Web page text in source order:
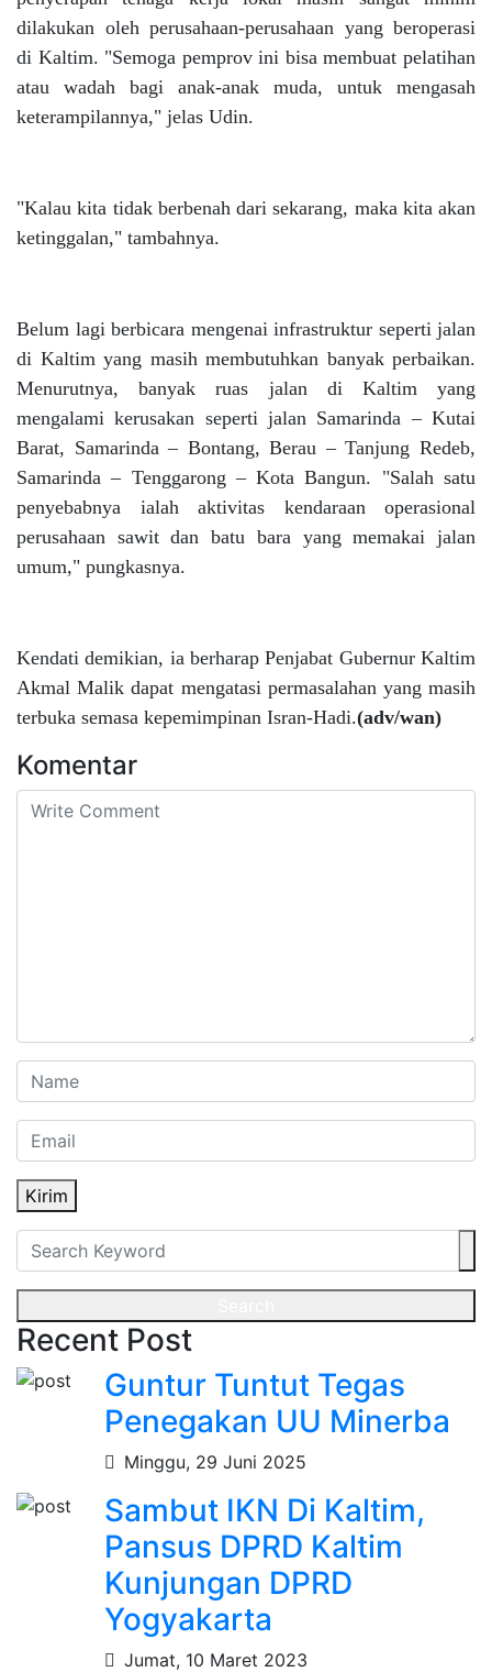
dilakukan oleh perusahaan-perusahaan yang beroperasi
di Kaltim. "Semoga pemprov ini bisa membuat pelatihan
atau wadah bagi anak-anak muda, untuk mengasah
keterampilannya," jelas Udin.
"Kalau kita tidak berbenah dari sekarang, maka kita akan
ketinggalan," tambahnya.
Belum lagi berbicara mengenai infrastruktur seperti jalan
di Kaltim yang masih membutuhkan banyak perbaikan.
Menurutnya, banyak ruas jalan di Kaltim yang
mengalami kerusakan seperti jalan Samarinda – Kutai
Barat, Samarinda – Bontang, Berau – Tanjung Redeb,
Samarinda – Tenggarong – Kota Bangun. "Salah satu
penyebabnya ialah aktivitas kendaraan operasional
perusahaan sawit dan batu bara yang memakai jalan
umum," pungkasnya.
Kendati demikian, ia berharap Penjabat Gubernur Kaltim
Akmal Malik dapat mengatasi permasalahan yang masih
terbuka semasa kepemimpinan Isran-Hadi.(adv/wan)
Komentar
Kirim
Recent Post
Guntur Tuntut Tegas
Penegakan UU Minerba
Minggu, 29 Juni 2025
Sambut IKN Di Kaltim,
Pansus DPRD Kaltim
Kunjungan DPRD
Yogyakarta
Jumat, 10 Maret 2023